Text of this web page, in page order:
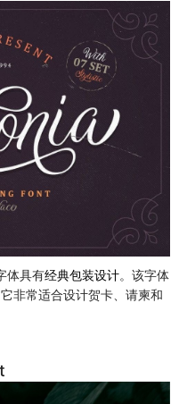
体具有经典包装设计。该字体
非常适合设计贺卡、请柬和